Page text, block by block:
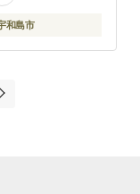
和島市